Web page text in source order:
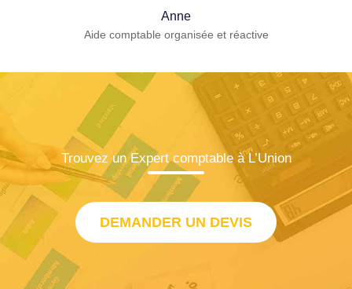
Anne
Aide comptable organisée et réactive
Trouvez un Expert comptable à L’Union
DEMANDER UN DEVIS